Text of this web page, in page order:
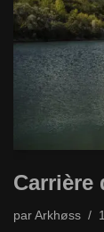
Carrière
par Arkhøss